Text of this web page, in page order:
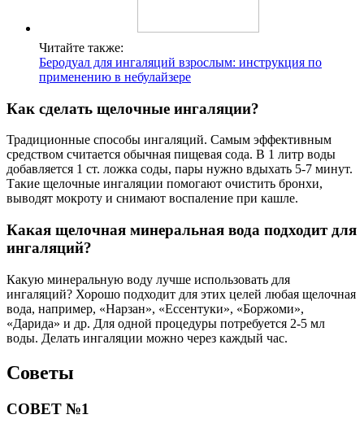
Читайте также:
Беродуал для ингаляций взрослым: инструкция по
применению в небулайзере
Как сделать щелочные ингаляции?
Традиционные способы ингаляций. Самым эффективным
средством считается обычная пищевая сода. В 1 литр воды
добавляется 1 ст. ложка соды, пары нужно вдыхать 5-7 минут.
Такие щелочные ингаляции помогают очистить бронхи,
выводят мокроту и снимают воспаление при кашле.
Какая щелочная минеральная вода подходит для
ингаляций?
Какую минеральную воду лучше использовать для
ингаляций? Хорошо подходит для этих целей любая щелочная
вода, например, «Нарзан», «Ессентуки», «Боржоми»,
«Дарида» и др. Для одной процедуры потребуется 2-5 мл
воды. Делать ингаляции можно через каждый час.
Советы
СОВЕТ №1